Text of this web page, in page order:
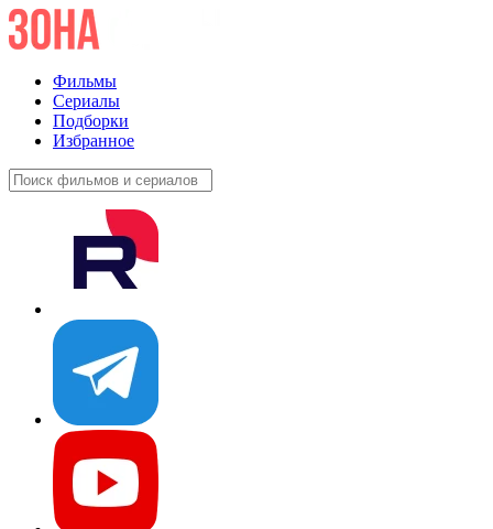
Фильмы
Сериалы
Подборки
Избранное